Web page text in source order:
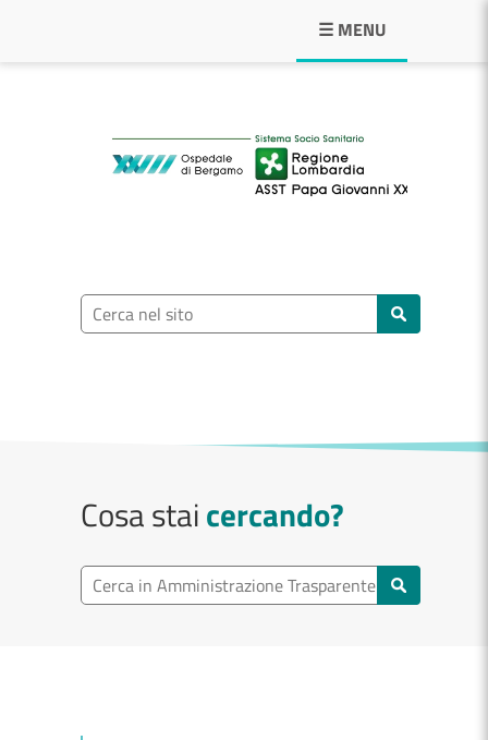
☰ MENU
ASST Papa
Ricerca nel sito
Cosa staicercando?